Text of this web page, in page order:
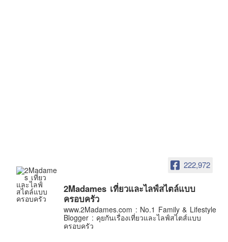
เกาหลีใต้
ฮ่องกง
ไต้หวัน
222,972
2Madames เที่ยวและไลฟ์สไตล์แบบ
ครอบครัว
www.2Madames.com : No.1 Family & Lifestyle
Blogger : คุยกันเรื่องเที่ยวและไลฟ์สไตส์แบบ
ครอบครัว